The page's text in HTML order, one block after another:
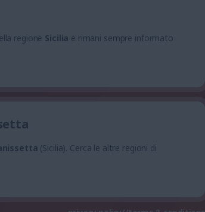
regione Sicilia e rimani sempre informato
(Sicilia). Cerca le altre regioni di